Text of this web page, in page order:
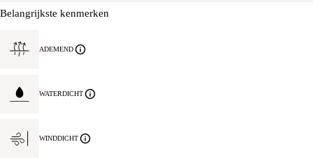
Belangrijkste kenmerken
ADEMEND
WATERDICHT
WINDDICHT